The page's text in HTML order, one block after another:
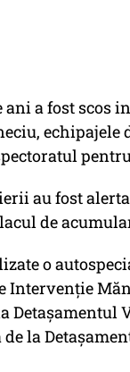
ani a fost
echipajele
au fost
de
o
Intervenţie
Detaşamentul
la